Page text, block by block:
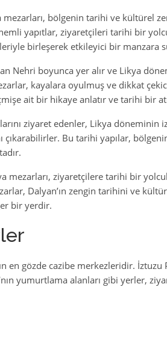
mezarları, bölgenin tarihi ve kültürel
yapıtlar, ziyaretçileri tarihi bir
birleşerek etkileyici bir manzara
Nehri boyunca yer alır ve Likya
kayalara oyulmuş ve dikkat
ait bir hikaye anlatır ve tarihi bir
ziyaret edenler, Likya döneminin
çıkarabilirler. Bu tarihi yapılar,
mezarları, ziyaretçilere tarihi bir
Dalyan’ın zengin tarihini ve
bir yerdir.
en gözde cazibe merkezleridir. İztuzu
yumurtlama alanları gibi yerler,